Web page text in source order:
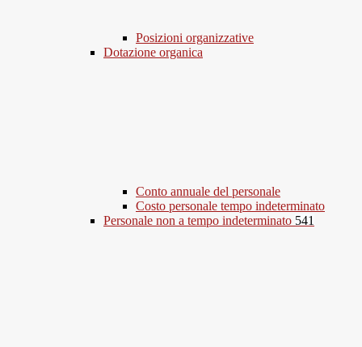
Posizioni organizzative
Dotazione organica
Conto annuale del personale
Costo personale tempo indeterminato
Personale non a tempo indeterminato 541